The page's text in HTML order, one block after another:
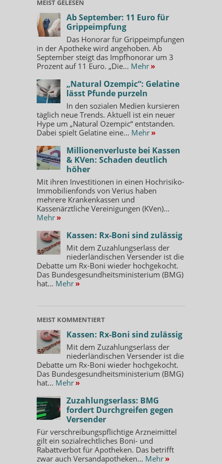
MEIST GELESEN
Ab September: 11 Euro für
Grippeimpfung
Das Honorar für Grippeimpfungen
in der Apotheke wird angehoben. Ab
September steigt das Impfhonorar um 3
Prozent auf 11 Euro. „Die... Mehr »
„Natural Ozempic“: Gelatine
lässt Pfunde purzeln
In den sozialen Medien kursieren
täglich neue Trends. Aktuell ist ein neuer
Hype um „Natural Ozempic“ entstanden.
Dabei spielt Gelatine eine... Mehr »
Millionenverluste bei Kassen
& KVen: Schaden deutlich
höher
Mit ihren Investitionen in einen Hochrisiko-
Immobilienfonds von Verius haben
mehrere Krankenkassen und
Kassenärztliche Vereinigungen (KVen)...
Mehr »
Kassen: Rx-Boni sind zulässig
Mit dem Zuzahlungserlass der
niederländischen Versender ist die
Debatte um Rx-Boni wieder hochgekocht.
Das Bundesgesundheitsministerium (BMG)
hat... Mehr »
MEIST KOMMENTIERT
Kassen: Rx-Boni sind zulässig
Mit dem Zuzahlungserlass der
niederländischen Versender ist die
Debatte um Rx-Boni wieder hochgekocht.
Das Bundesgesundheitsministerium (BMG)
hat... Mehr »
Zuzahlungserlass: BMG
fordert Durchgreifen gegen
Versender
Für verschreibungspflichtige Arzneimittel
gilt ein sozialrechtliches Boni- und
Rabattverbot für Apotheken. Das betrifft
zwar auch Versandapotheken... Mehr »